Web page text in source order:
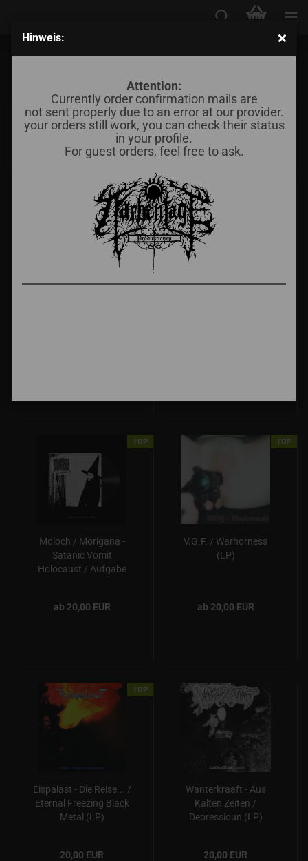
Hinweis:
Attention:
Currently order confirmation mails are
not sent properly due to an error at our provider.
your orders still work, you can check their status
in your profile.
For guest orders, feel free to ask.
Sortieren nach
Sortieren nach 16 pro Seite
pro Seite
3 4 »
TOP
TOP
Moloch / Morigana -
Satanic Vomit
Holocaust / Aufgabe
ab 20,00 EUR
TOP
V.G.F. / Warhorness
(LP)
ab 20,00 EUR
TOP
Eispalast - Die Reise... /
Eternal Freezing Black
Metal (LP)
20,00 EUR
Wanterkraaft - Aus
Kalten Zeiten /
Depressioun (LP)
20,00 EUR